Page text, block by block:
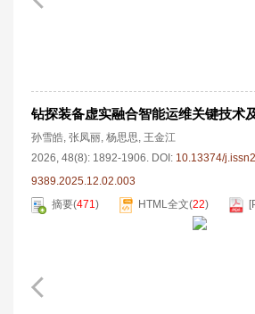
钻探装备虚实融合智能运维关键技术
孙雪皓, 张凤丽, 杨思思, 王金江
2026, 48(8): 1892-1906. DOI: 10.13374/
9389.2025.12.02.003
摘要(471) HTML全文(22)